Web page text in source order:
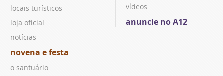
locais turísticos
loja oficial
notícias
novena e festa
o santuário
vídeos
anuncie no A12